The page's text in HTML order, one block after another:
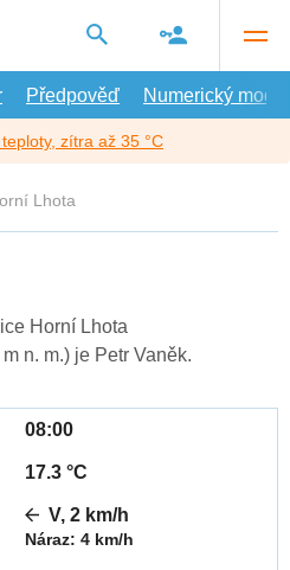
Předpověď Numerický model
zítra až 35 °C
Lhota
Horní Lhota
n. m.) je Petr Vaněk.
08:00
17.3 °C
V, 2 km/h
Náraz: 4 km/h